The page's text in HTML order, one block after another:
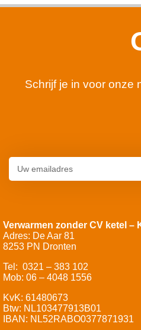
Schrijf je in voor onze
Verwarmen zonder CV ketel –
Adres: De Aar 81
8253 PN Dronten
Tel: 0321 – 383 102
Mob: 06 – 4048 1556
KvK: 61480673
Btw: NL103477913B01
IBAN: NL52RABO0377871931